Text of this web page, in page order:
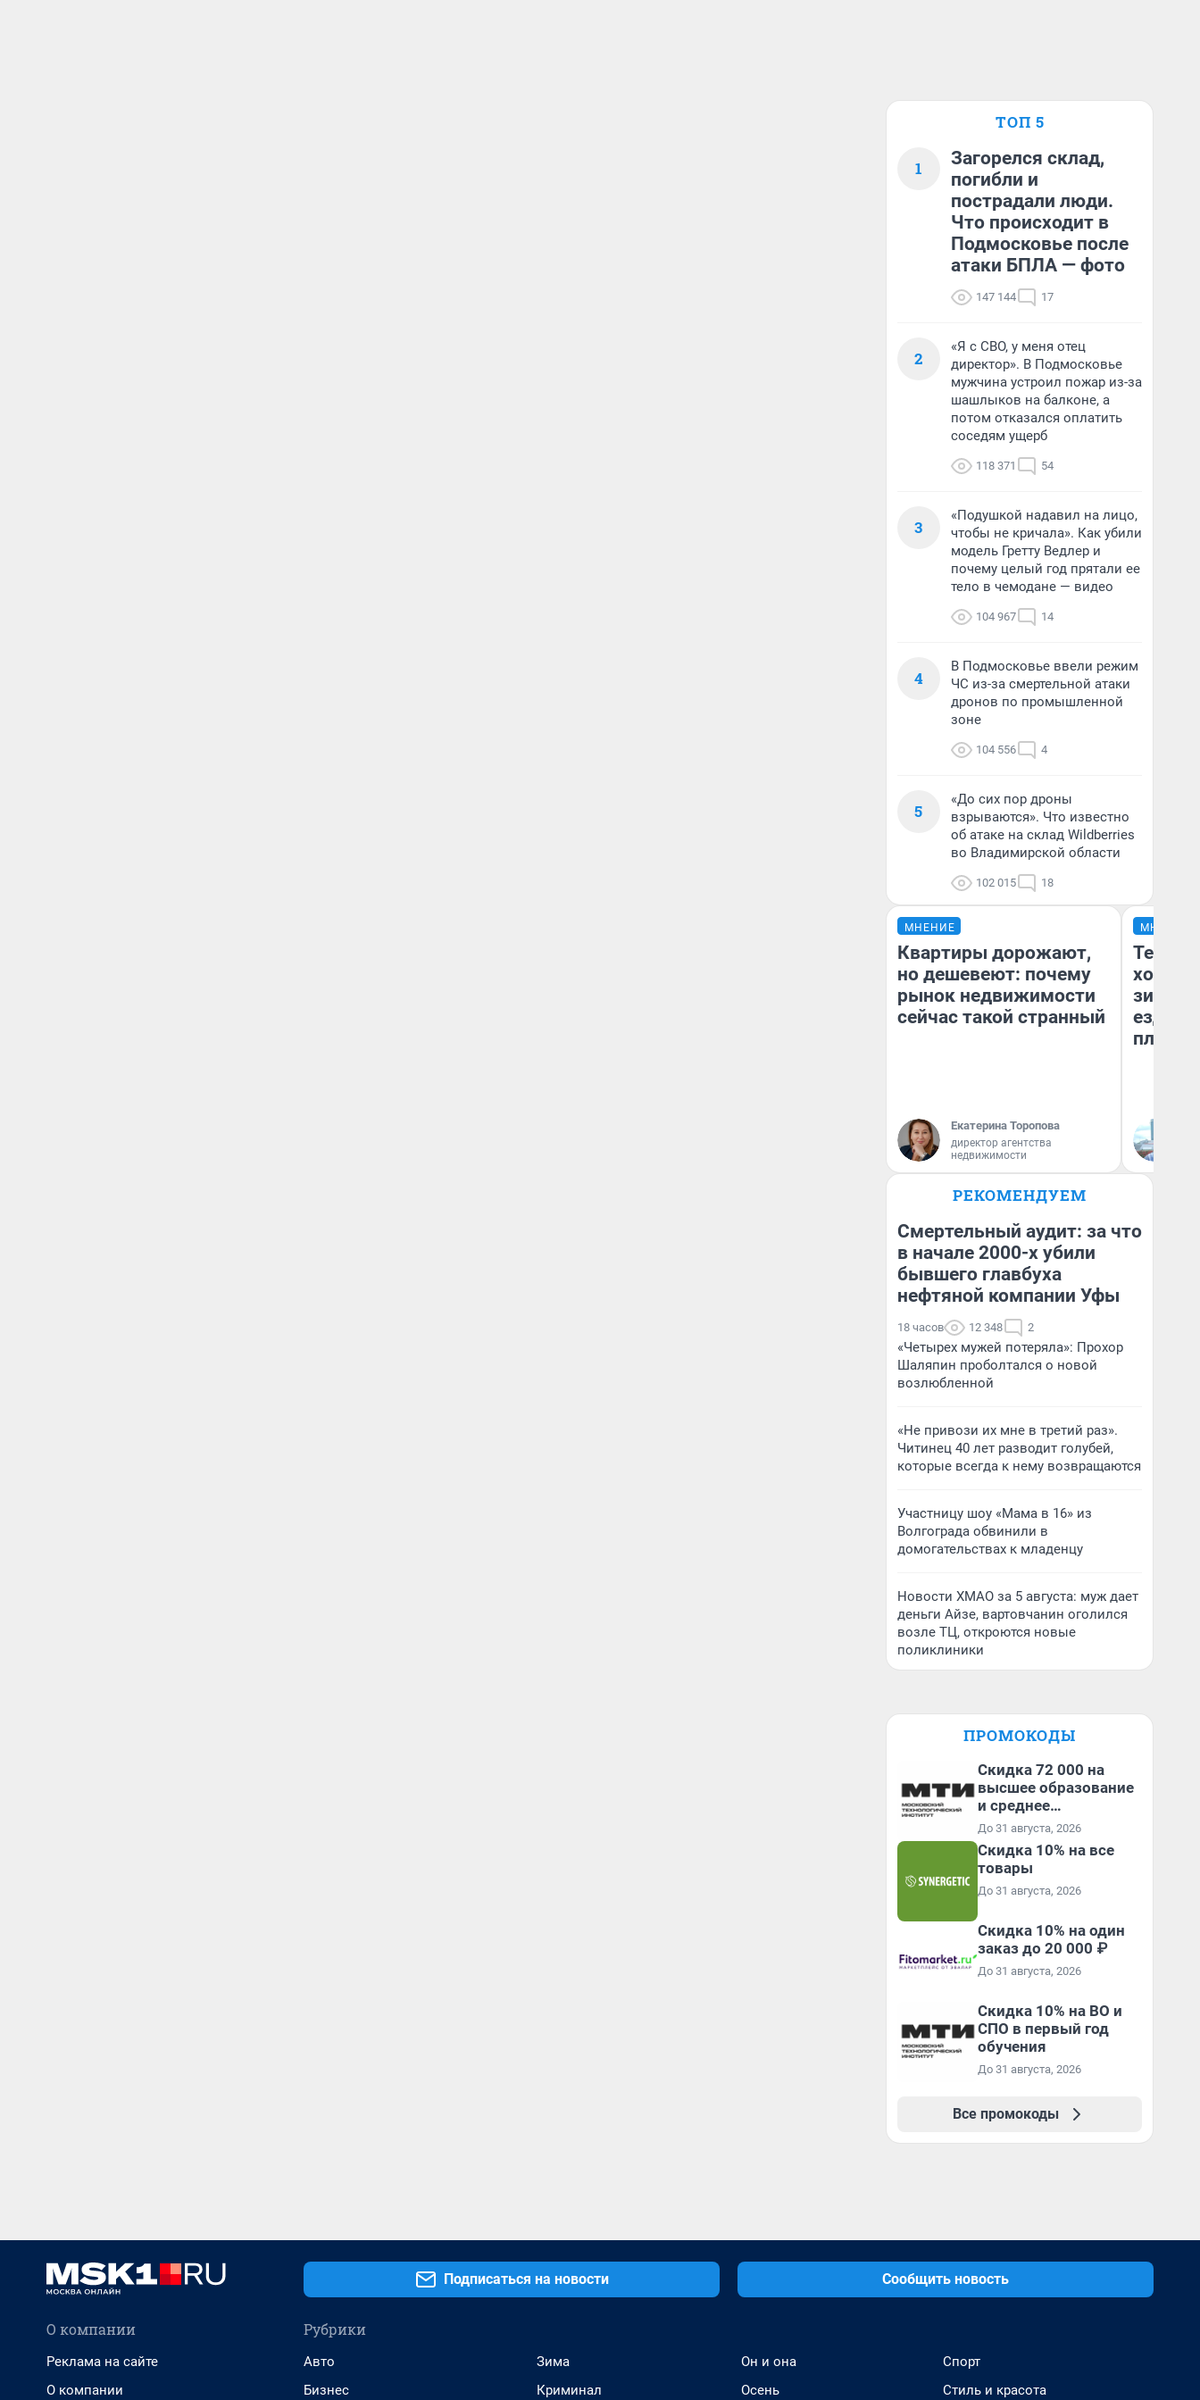
ТОП 5
1
Загорелся склад,
погибли и
пострадали люди.
Что происходит в
Подмосковье после
атаки БПЛА — фото
147 144 17
2
«Я с СВО, у меня отец
директор». В Подмосковье
мужчина устроил пожар из-за
шашлыков на балконе, а
потом отказался оплатить
соседям ущерб
118 371 54
3
«Подушкой надавил на лицо,
чтобы не кричала». Как убили
модель Гретту Ведлер и
почему целый год прятали ее
тело в чемодане — видео
104 967 14
4
В Подмосковье ввели режим
ЧС из-за смертельной атаки
дронов по промышленной
зоне
104 556 4
5
«До сих пор дроны
взрываются». Что известно
об атаке на склад Wildberries
во Владимирской области
102 015 18
МНЕНИЕ
Квартиры дорожают,
но дешевеют: почему
рынок недвижимости
сейчас такой странный
Екатерина Торопова
директор агентства
недвижимости
МНЕНИЕ
Тепло
зимой.
ездит
плюсы
РЕКОМЕНДУЕМ
Смертельный аудит: за что
в начале 2000-х убили
бывшего главбуха
нефтяной компании Уфы
18 часов 12 348 2
«Четырех мужей потеряла»: Прохор
Шаляпин проболтался о новой
возлюбленной
«Не привози их мне в третий раз».
Читинец 40 лет разводит голубей,
которые всегда к нему возвращаются
Участницу шоу «Мама в 16» из
Волгограда обвинили в
домогательствах к младенцу
Новости ХМАО за 5 августа: муж дает
деньги Айзе, вартовчанин оголился
возле ТЦ, откроются новые
поликлиники
ПРОМОКОДЫ
Скидка 72 000 на
высшее образование
и среднее
специальное
образование в
первый год обучения
До 31 августа, 2026
Скидка 10% на все
товары
До 31 августа, 2026
Скидка 10% на один
заказ до 20 000 ₽
До 31 августа, 2026
Скидка 10% на ВО и
СПО в первый год
обучения
До 31 августа, 2026
Все промокоды
Подписаться на новости Сообщить новость
О компании
Реклама на сайте
О компании
Рубрики
Авто
Бизнес
Зима
Криминал
Он и она
Осень
Спорт
Стиль и красота